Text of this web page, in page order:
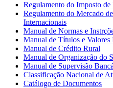
Regulamento do Imposto de
Regulamento do Mercado
Internacionais
Manual de Normas e
Manual de Títulos e
Manual de Crédito Rural
Manual de Organização do
Manual de Supervisão
Classificação Nacional de
Catálogo de Documentos